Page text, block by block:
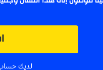
لديك